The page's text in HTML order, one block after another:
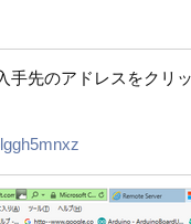
先のアドレスをクリ